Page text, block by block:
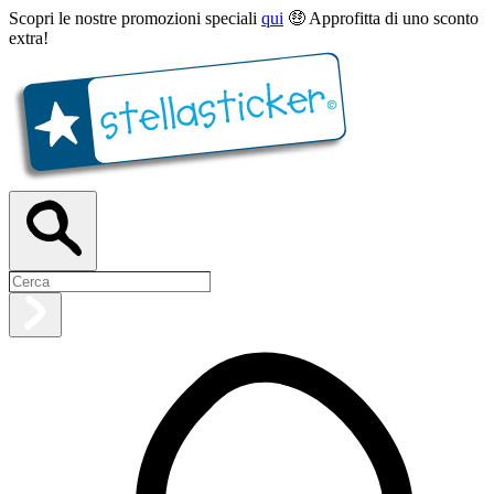
Scopri le nostre promozioni speciali qui 🤑 Approfitta di uno sconto
extra!